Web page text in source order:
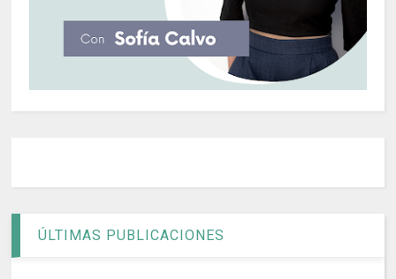
ÚLTIMAS PUBLICACIONES